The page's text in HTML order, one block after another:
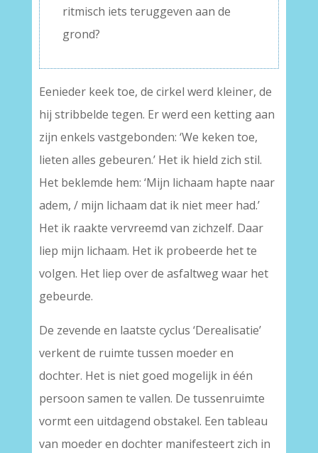
ritmisch iets teruggeven aan de
grond?
Eenieder keek toe, de cirkel werd kleiner, de
hij stribbelde tegen. Er werd een ketting aan
zijn enkels vastgebonden: ‘We keken toe,
lieten alles gebeuren.’ Het ik hield zich stil.
Het beklemde hem: ‘Mijn lichaam hapte naar
adem, / mijn lichaam dat ik niet meer had.’
Het ik raakte vervreemd van zichzelf. Daar
liep mijn lichaam. Het ik probeerde het te
volgen. Het liep over de asfaltweg waar het
gebeurde.
De zevende en laatste cyclus ‘Derealisatie’
verkent de ruimte tussen moeder en
dochter. Het is niet goed mogelijk in één
persoon samen te vallen. De tussenruimte
vormt een uitdagend obstakel. Een tableau
van moeder en dochter manifesteert zich in